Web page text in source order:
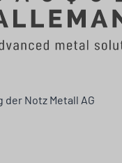
Notz Metall AG